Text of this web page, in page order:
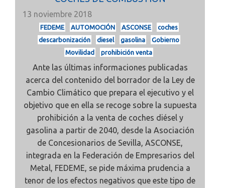
13 noviembre 2018
FEDEME AUTOMOCIÓN ASCONSE
coches
descarbonización
diesel gasolina
Gobierno
Movilidad
prohibición venta
Ante las últimas informaciones publicadas
acerca del contenido del borrador de la Ley de
Cambio Climático que prepara el ejecutivo y el
objetivo que en ella se recoge sobre la supuesta
prohibición a la venta de coches diésel y
gasolina a partir de 2040, desde la Asociación
de Concesionarios de Sevilla, ASCONSE,
integrada en la Federación de Empresarios del
Metal, FEDEME, se pide máxima prudencia a
tenor de los efectos negativos que este tipo de